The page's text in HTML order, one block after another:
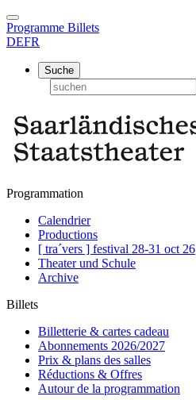
Programme Billets
DEFR
Suche
Programmation
Calendrier
Productions
[ tra´vers ] festival 28-31 oct 26
Theater und Schule
Archive
Billets
Billetterie & cartes cadeau
Abonnements 2026/2027
Prix & plans des salles
Réductions & Offres
Autour de la programmation